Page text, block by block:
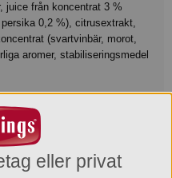
0,2 %), citrusextrakt,
(svartvinbär, morot,
aromer, stabiliseringsmedel
eller privat